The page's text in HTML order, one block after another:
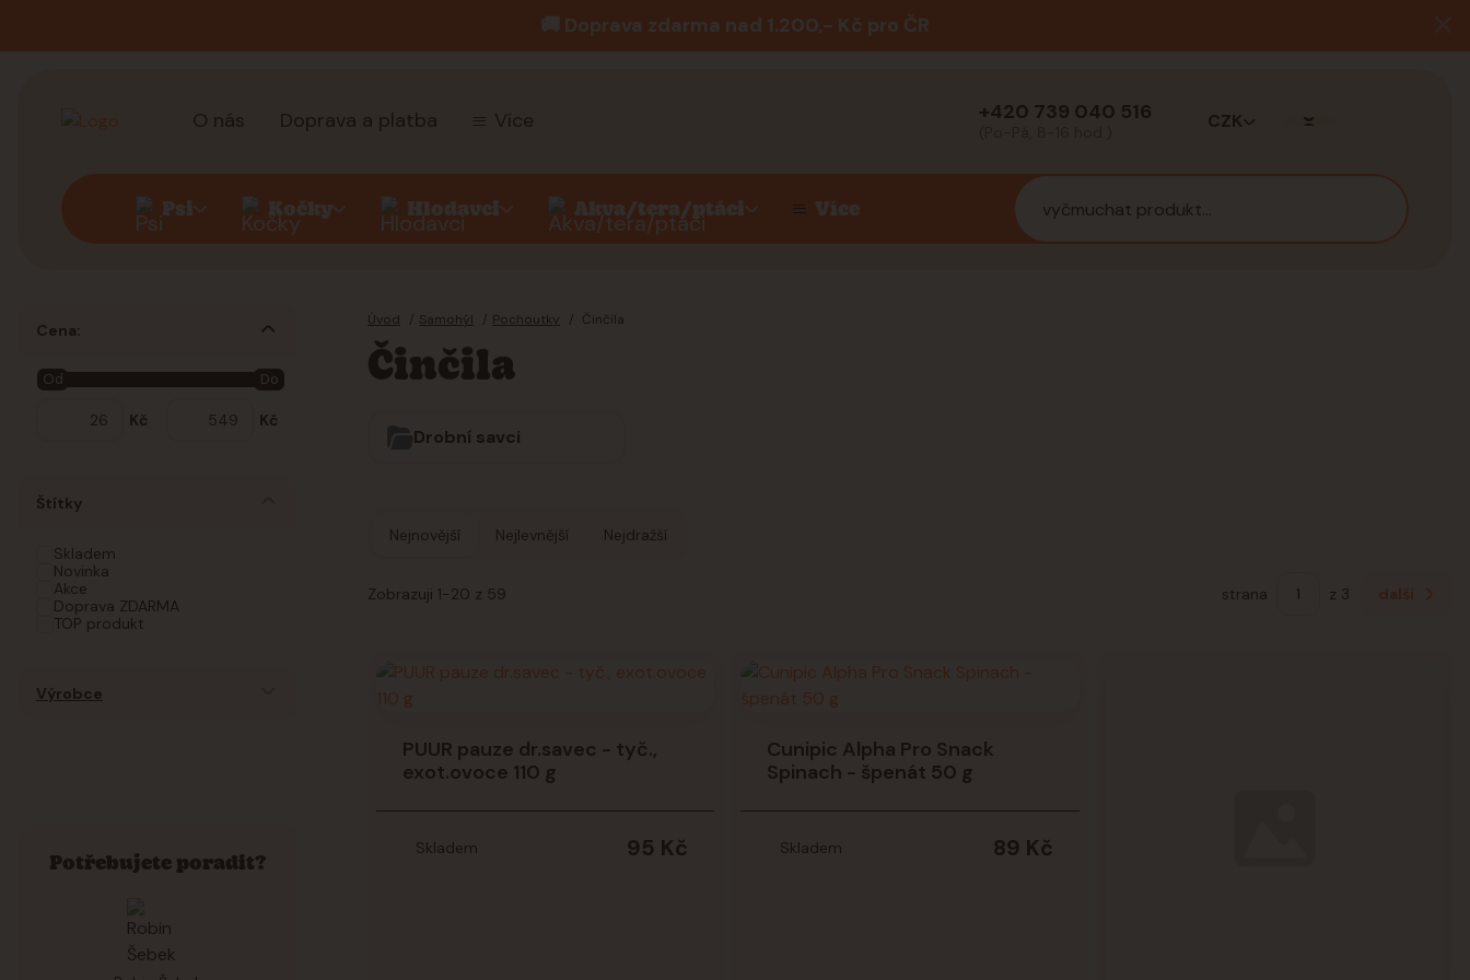
🚚 Doprava zdarma nad 1.200,- Kč pro ČR
O nás Doprava a platba Více +420 739 040 516 CZK
Psi Kočky Hlodavci Akva/tera/ptáci Více
Úvod Samohýl Pochoutky Činčila
Činčila
Drobní savci
Nejnovější Nejlevnější Nejdražší
Zobrazuji 1-20 z 59 strana z 3 další
PUUR pauze dr.savec - tyč.,
exot.ovoce 110 g
95 Kč
Skladem
Cunipic Alpha Pro Snack
Spinach - špenát 50 g
89 Kč
Skladem
Cena:
Kč
Od Do
Kč
Štítky
Skladem
Novinka
Akce
Doprava ZDARMA
TOP produkt
Výrobce
Potřebujete poradit?